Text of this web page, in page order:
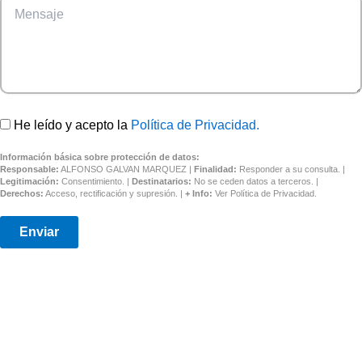
He leído y acepto la Política de Privacidad.
Información básica sobre protección de datos:
Responsable: ALFONSO GALVAN MARQUEZ | Finalidad: Responder a su consulta. |
Legitimación: Consentimiento. | Destinatarios: No se ceden datos a terceros. |
Derechos: Acceso, rectificación y supresión. | + Info: Ver Política de Privacidad
Enviar